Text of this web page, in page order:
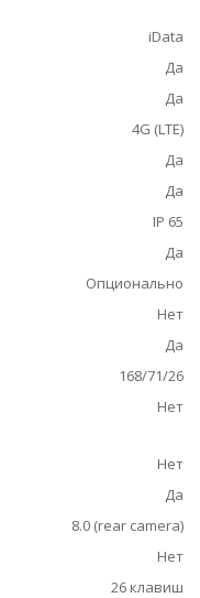
iData
Да
Да
4G (LTE)
Да
Да
IP 65
Да
Опционально
Нет
Да
168/71/26
Нет
Нет
Да
8.0 (rear camera)
Нет
26 клавиш